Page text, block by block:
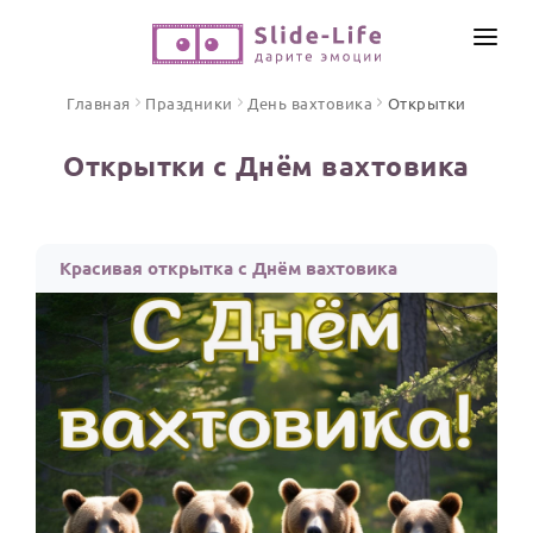
Песни поздравления
Открытки
Стихи и тексты
ПРАЗДНИКИ
С Днем рождения
Юбилей
ИНСТРУМЕНТЫ
ОТЗЫВЫ
Главная Праздники День вахтовика Открытки
Открытки с Днём вахтовика
Красивая открытка с Днём вахтовика